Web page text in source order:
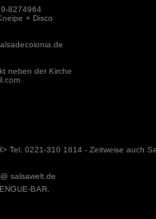
8274964
+ Disco
neben der Kirche
Tel. 0221-310 1614 - Zeitweise auch
salsawelt.de
BAR.